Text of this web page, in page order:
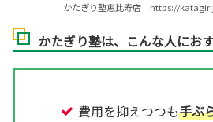
かたぎり塾恵比寿店 https://
かたぎり塾は、こんな人にお
費用を抑えつつも手ぶ